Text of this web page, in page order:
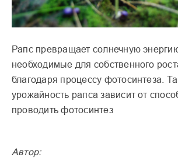
Рапс превращает солнечную
необходимые для собственного
благодаря процессу фотосинтеза.
урожайность рапса зависит от
проводить фотосинтез
Автор: